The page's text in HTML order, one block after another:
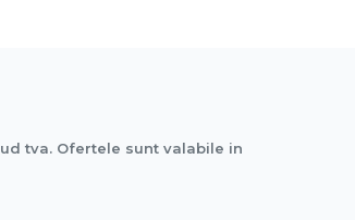
tva. Ofertele sunt valabile in